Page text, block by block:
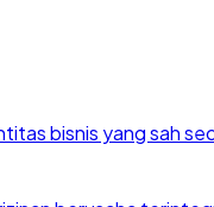
bisnis yang sah